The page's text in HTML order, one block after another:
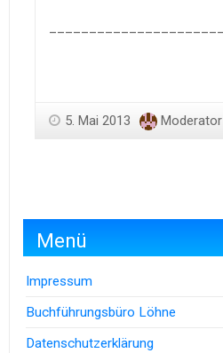
5. Mai 2013 Moderator
Menü
Impressum
Buchführungsbüro Löhne
Datenschutzerklärung